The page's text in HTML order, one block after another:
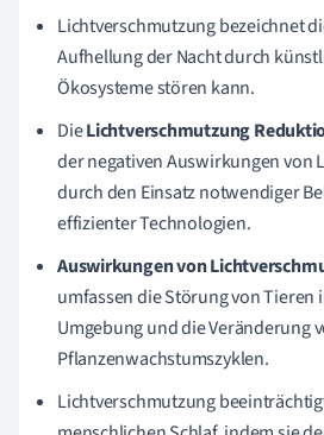
Lichtverschmutzung bezeichnet
Aufhellung der Nacht durch
Ökosysteme stören kann.
DieLichtverschmutzung
der negativen Auswirkungen von
durch den Einsatz notwendiger
effizienter Technologien.
Auswirkungen von
umfassen die Störung von
Umgebung und die Veränderung
Pflanzenwachstumszyklen.
Lichtverschmutzung